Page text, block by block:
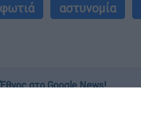
φωτιά αστυνομία
στο Google News!